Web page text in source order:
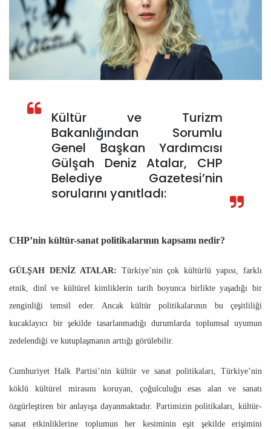
Kültür ve Turizm
Bakanlığından Sorumlu
Genel Başkan Yardımcısı
Gülşah Deniz Atalar, CHP
Belediye Gazetesi’nin
sorularını yanıtladı:
CHP’nin kültür-sanat politikalarının kapsamı nedir?
GÜLŞAH DENİZ ATALAR: Türkiye’nin çok kültürlü yapısı, farklı
etnik, dinî ve kültürel kimliklerin tarih boyunca birlikte yaşadığı bir
zenginliği temsil eder. Ancak kültür politikalarının bu çeşitliliği
kucaklayıcı bir şekilde tasarlanmadığı durumlarda toplumsal uyumun
zedelendiği ve kutuplaşmanın arttığı görülebilir.
Cumhuriyet Halk Partisi’nin kültür ve sanat politikaları, Türkiye’nin
köklü kültürel mirasını koruyan, çoğulculuğu esas alan ve sanatı
özgürleştiren bir anlayışa dayanmaktadır. Partimizin politikaları, kültür-
sanat etkinliklerine toplumun her kesiminin eşit şekilde erişimini